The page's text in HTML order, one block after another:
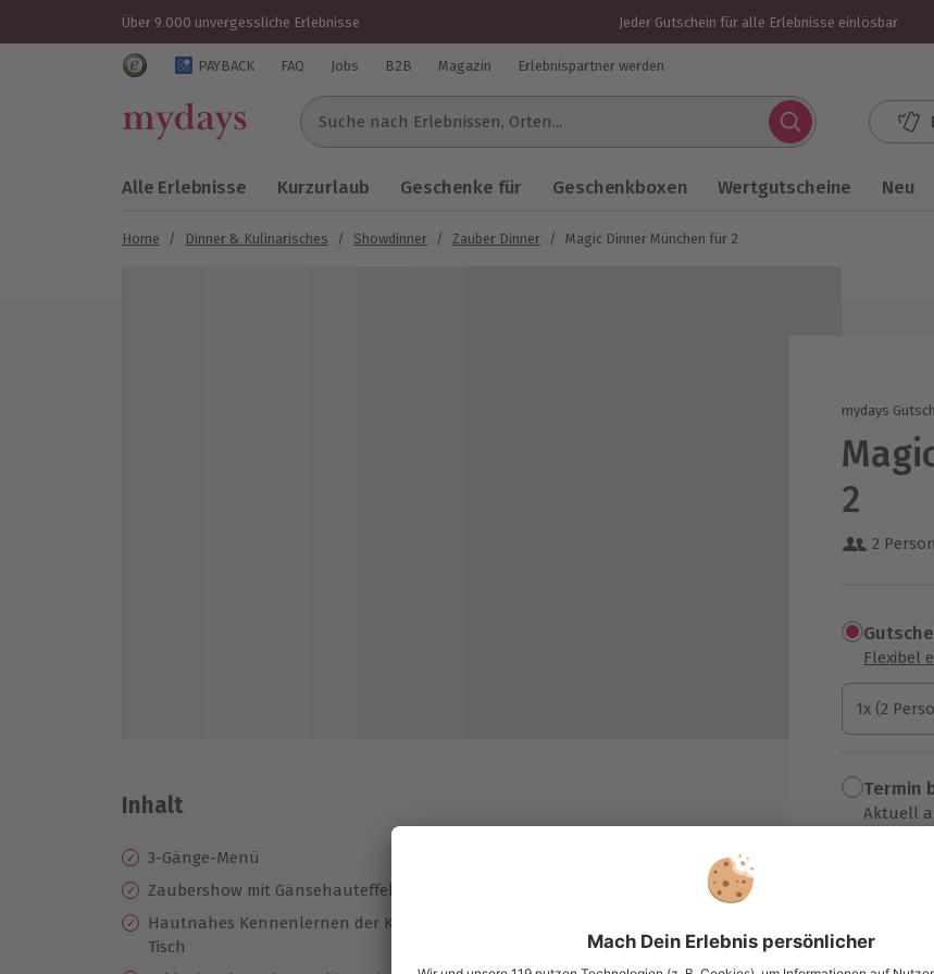
Über 9.000 unvergessliche Erlebnisse Jeder Gutschein für alle Erlebnisse einlösbar
Trustedshops Bewertungen für mydays.de
PAYBACK FAQ Jobs B2B Magazin Erlebnispartner werden
Suche nach Erlebnissen...
Alle Erlebnisse Kurzurlaub Geschenke für Geschenkboxen Wertgutscheine Neu
Home / Dinner & Kulinarisches / Showdinner / Zauber Dinner / Magic Dinner München für 2
mydays
2
2
Flexibel
1x (2
1x (2
1x (2
Termin
Aktuell
zzgl. Versand
Inhalt
3-Gänge-Menü
Zaubershow mit Gänsehauteffekt zwischen den Gängen
Hautnahes Kennenlernen der Künstlerin durch zusätzliches Highlight am
Tisch